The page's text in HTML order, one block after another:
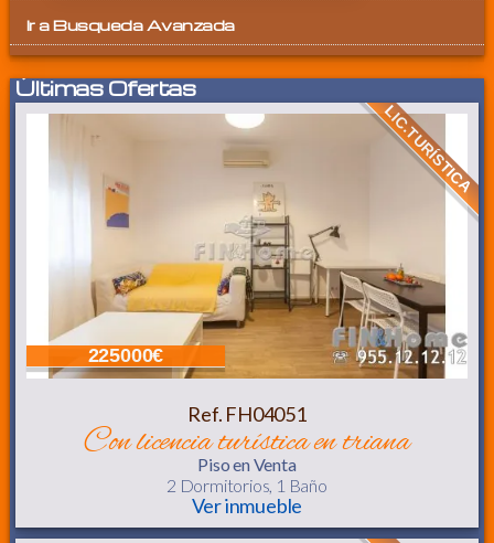
Ir aBusqueda Avanzada
Últimas Ofertas
225000€
LIC.TURÍSTICA
Ref. FH04051
con licencia turística en triana
Pisoen Venta
2 Dormitorios, 1 Baño
Ver inmueble